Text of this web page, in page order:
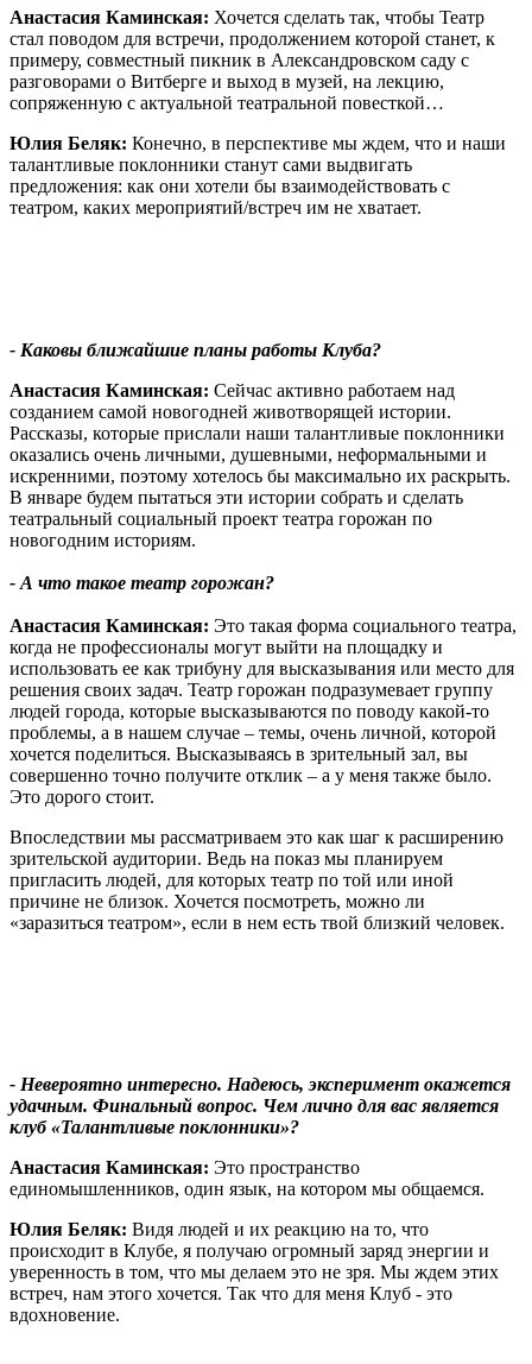
Анастасия Каминская: Хочется сделать так, чтобы Театр
стал поводом для встречи, продолжением которой станет, к
примеру, совместный пикник в Александровском саду с
разговорами о Витберге и выход в музей, на лекцию,
сопряженную с актуальной театральной повесткой…
Юлия Беляк: Конечно, в перспективе мы ждем, что и наши
талантливые поклонники станут сами выдвигать
предложения: как они хотели бы взаимодействовать с
театром, каких мероприятий/встреч им не хватает.
- Каковы ближайшие планы работы Клуба?
Анастасия Каминская: Сейчас активно работаем над
созданием самой новогодней животворящей истории.
Рассказы, которые прислали наши талантливые поклонники
оказались очень личными, душевными, неформальными и
искренними, поэтому хотелось бы максимально их раскрыть.
В январе будем пытаться эти истории собрать и сделать
театральный социальный проект театра горожан по
новогодним историям.
- А что такое театр горожан?
Анастасия Каминская: Это такая форма социального театра,
когда не профессионалы могут выйти на площадку и
использовать ее как трибуну для высказывания или место для
решения своих задач. Театр горожан подразумевает группу
людей города, которые высказываются по поводу какой-то
проблемы, а в нашем случае – темы, очень личной, которой
хочется поделиться. Высказываясь в зрительный зал, вы
совершенно точно получите отклик – а у меня также было.
Это дорого стоит.
Впоследствии мы рассматриваем это как шаг к расширению
зрительской аудитории. Ведь на показ мы планируем
пригласить людей, для которых театр по той или иной
причине не близок. Хочется посмотреть, можно ли
«заразиться театром», если в нем есть твой близкий человек.
- Невероятно интересно. Надеюсь, эксперимент окажется
удачным. Финальный вопрос. Чем лично для вас является
клуб «Талантливые поклонники»?
Анастасия Каминская: Это пространство
единомышленников, один язык, на котором мы общаемся.
Юлия Беляк: Видя людей и их реакцию на то, что
происходит в Клубе, я получаю огромный заряд энергии и
уверенность в том, что мы делаем это не зря. Мы ждем этих
встреч, нам этого хочется. Так что для меня Клуб - это
вдохновение.